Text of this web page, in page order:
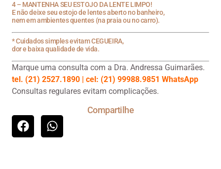
4 – MANTENHA SEU ESTOJO DA LENTE LIMPO!
E não deixe seu estojo de lentes aberto no banheiro,
nem em ambientes quentes (na praia ou no carro).
* Cuidados simples evitam CEGUEIRA,
dor e baixa qualidade de vida.
Marque uma consulta com a Dra. Andressa Guimarães.
tel. (21) 2527.1890 | cel: (21) 99988.9851 WhatsApp
Consultas regulares evitam complicações.
Compartilhe